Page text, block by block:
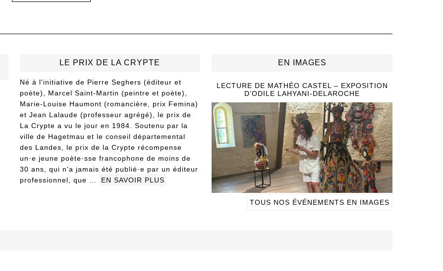
LE PRIX DE LA CRYPTE
Né à l'initiative de Pierre Seghers (éditeur et
poète), Marcel Saint-Martin (peintre et poète),
Marie-Louise Haumont (romancière, prix Femina)
et Jean Lalaude (professeur agrégé), le prix de
La Crypte a vu le jour en 1984. Soutenu par la
ville de Hagetmau et le conseil départemental
des Landes, le prix de la Crypte récompense
un·e jeune poète·sse francophone de moins de
30 ans, qui n'a jamais été publié·e par un éditeur
professionnel, que …
EN SAVOIR PLUS
EN IMAGES
LECTURE DE MATHÉO CASTEL – EXPOSITION
D’ODILE LAHYANI-DELAROCHE
TOUS NOS ÉVÉNEMENTS EN IMAGES